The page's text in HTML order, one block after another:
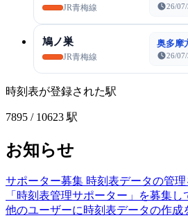
JR青梅線 26/
鳩ノ巣
JR青梅線
奥多摩
26/
時刻表が登録された駅
7895 / 10623 駅
お知らせ
サポーター募集 時刻表データの管
「時刻表管理サポーター」を募集し
他のユーザーに時刻表データの作成